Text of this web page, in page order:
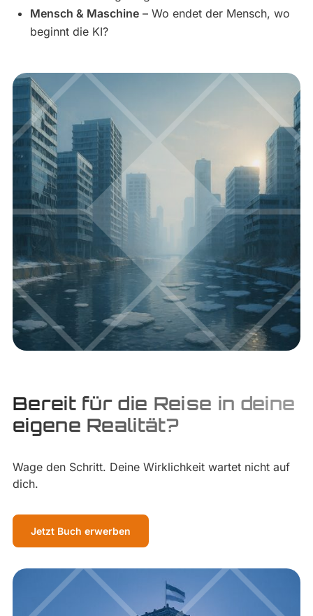
Mensch & Maschine– Wo endet der Mensch, wo
beginnt die KI?
Bereit für die Reise in deine
eigene Realität?
Wage den Schritt. Deine Wirklichkeit wartet nicht auf
dich.
Jetzt Buch erwerben